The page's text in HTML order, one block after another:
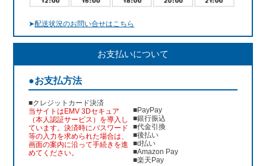
➤配送状況のお問い合せはこちら
お支払いについて
●お支払方法
■クレジットカード決済
当サイトはEMV 3Dセキュア
（本人認証サービス）を導入し
ています。決済時にパスワード
等の入力を求められた場合は、
画面の案内に沿って手続きを進
めてください。
■PayPay
■銀行振込
■代金引換
■後払い
■d払い
■Amazon Pay
■楽天Pay